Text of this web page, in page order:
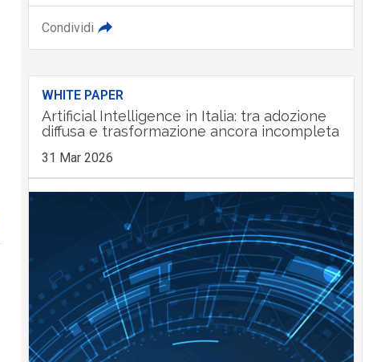
Condividi
WHITE PAPER
Artificial Intelligence in Italia: tra adozione
diffusa e trasformazione ancora incompleta
31 Mar 2026